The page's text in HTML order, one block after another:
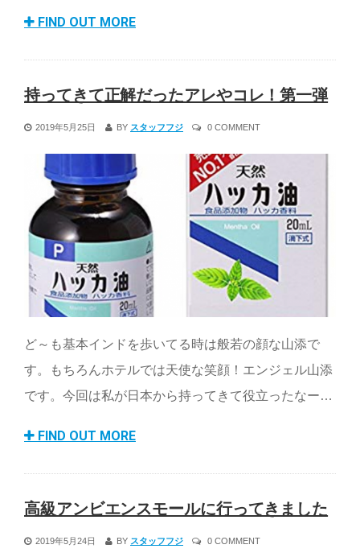
FIND OUT MORE
持ってきて正解だったアレやコレ！第一弾
2019年5月25日 BY スタッフフジ 0 COMMENT
ど～も基本インドを歩いてる時は般若の顔な山添で
す。もちろんホテルでは天使な笑顔！エンジェル山添
です。今回は私が日本から持ってきて役立ったなー…
FIND OUT MORE
高級アンビエンスモールに行ってきました
2019年5月24日 BY スタッフフジ 0 COMMENT